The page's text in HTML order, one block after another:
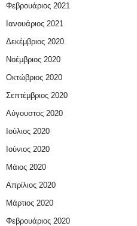
Φεβρουάριος 2021
Ιανουάριος 2021
Δεκέμβριος 2020
Νοέμβριος 2020
Οκτώβριος 2020
Σεπτέμβριος 2020
Αύγουστος 2020
Ιούλιος 2020
Ιούνιος 2020
Μάιος 2020
Απρίλιος 2020
Μάρτιος 2020
Φεβρουάριος 2020